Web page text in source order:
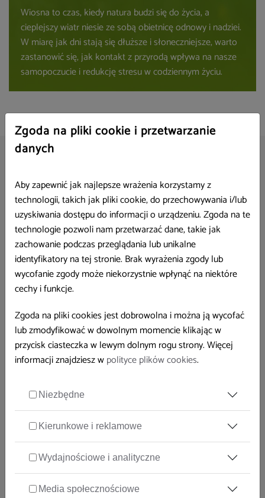
kiedy natura budzi się do życia, a
niesie ze sobą obietnicę odnowy i nadziei.
stają się dłuższe i słoneczniejsze, warto
jak kontakt z przyrodą wpływa na nasze
i redukcję stresu w codziennym życiu.
W dzisiejszym
nieodłącznym
oferuje proste i
radzeniu sobie z
równowagi.
STRES W PRACY PRACOWNIK
Zgoda na pliki cookie i przetwarzanie
danych
Aby zapewnić jak najlepsze wrażenia korzystamy z
technologii, takich jak pliki cookie, do przechowywania i/lub
uzyskiwania dostępu do informacji o urządzeniu. Zgoda na te
technologie pozwoli nam przetwarzać dane, takie jak
zachowanie podczas przeglądania lub unikalne
identyfikatory na tej stronie. Brak wyrażenia zgody lub
wycofanie zgody może niekorzystnie wpłynąć na niektóre
cechy i funkcje.
Zgoda na pliki cookies jest dobrowolna i można ją wycofać
lub zmodyfikować w dowolnym momencie klikając w
przycisk ciasteczka w lewym dolnym rogu strony. Więcej
informacji znajdziesz wpolityce plików cookies.
Niezbędne
Kierunkowe i reklamowe
Wydajnościowe i analityczne
Media społecznościowe